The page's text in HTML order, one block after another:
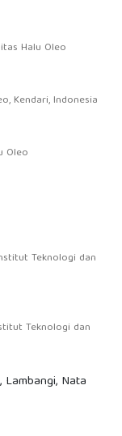
Halu Oleo
Kendari, Indonesia
Oleo
Teknologi dan
Teknologi dan
Lambangi, Nata